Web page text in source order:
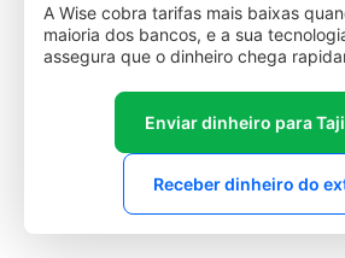
A Wise cobra tarifas mais baixas
maioria dos bancos, e a sua
assegura que o dinheiro chega
Enviar dinheiro para
Receber dinheiro do